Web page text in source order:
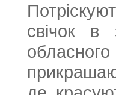
свічок в